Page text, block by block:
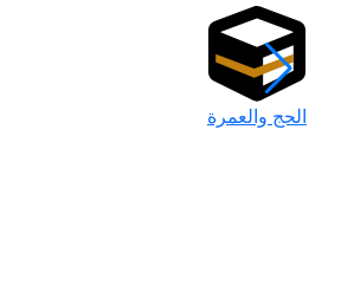
الحج والعمرة